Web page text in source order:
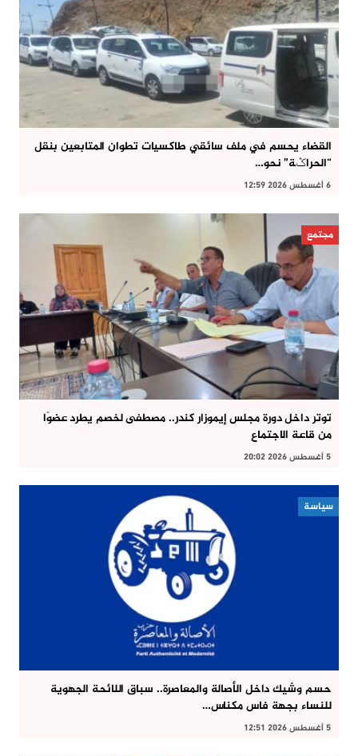
القضاء يحسم في ملف سائقي طاكسيات تطوان المتابعين بنقل
“الحراݣة” نحو…
6 أغسطس 2026 12:59
مجتمع
توتر داخل دورة مجلس إيموزار كندر.. مصطفى لخصم يطرد عضوًا
من قاعة الاجتماع
5 أغسطس 2026 20:02
سياسة
حسم وشيك داخل الأصالة والمعاصرة.. سباق اللائحة الجهوية
للنساء بجهة فاس مكناس…
5 أغسطس 2026 12:51